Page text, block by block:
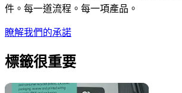
件。每一道流程。每一項產品。
瞭解我們的承諾
標籤很重要